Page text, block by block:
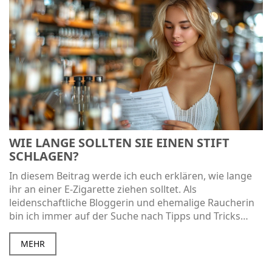
WIE LANGE SOLLTEN SIE EINEN STIFT
SCHLAGEN?
In diesem Beitrag werde ich euch erklären, wie lange
ihr an einer E-Zigarette ziehen solltet. Als
leidenschaftliche Bloggerin und ehemalige Raucherin
bin ich immer auf der Suche nach Tipps und Tricks
rund um das Thema Rauchgewohnheiten. Ihr erfahrt,
wie lange man idealerweise an einem Vape Pen zieht
und welche Gesundheitsrisiken damit verbunden sind.
MEHR